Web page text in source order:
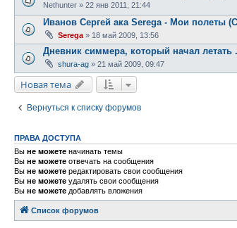
Nethunter » 22 янв 2011, 21:44
Иванов Сергей ака Serega - Мои полеты
Serega » 18 май 2009, 13:56
Дневник симмера, который начал летать
shura-ag » 21 май 2009, 09:47
Новая тема
Вернуться к списку форумов
ПРАВА ДОСТУПА
Вы не можете начинать темы
Вы не можете отвечать на сообщения
Вы не можете редактировать свои сообщения
Вы не можете удалять свои сообщения
Вы не можете добавлять вложения
Список форумов